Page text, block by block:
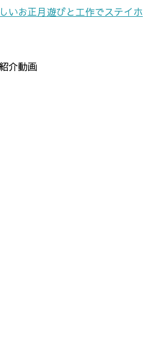
いお正月遊びと工作でステイホ
介動画